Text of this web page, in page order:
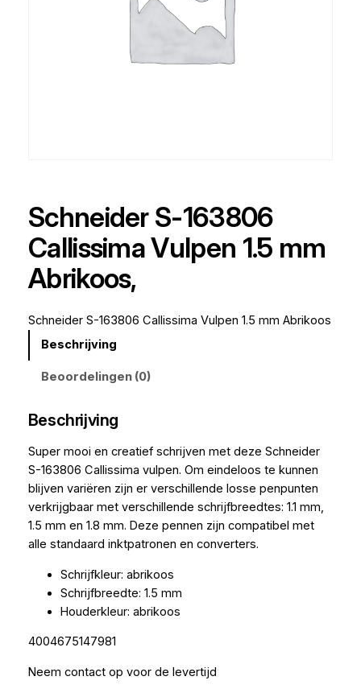
Schneider S-163806
Callissima Vulpen 1.5 mm
Abrikoos,
Schneider S-163806 Callissima Vulpen 1.5 mm Abrikoos
Beschrijving
Beoordelingen (0)
Beschrijving
Super mooi en creatief schrijven met deze Schneider
S-163806 Callissima vulpen. Om eindeloos te kunnen
blijven variëren zijn er verschillende losse penpunten
verkrijgbaar met verschillende schrijfbreedtes: 1.1 mm,
1.5 mm en 1.8 mm. Deze pennen zijn compatibel met
alle standaard inktpatronen en converters.
Schrijfkleur: abrikoos
Schrijfbreedte: 1.5 mm
Houderkleur: abrikoos
4004675147981
Neem contact op voor de levertijd